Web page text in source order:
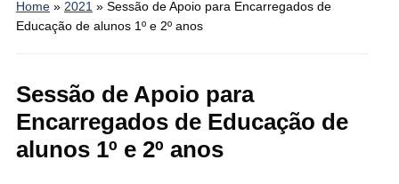
Home» 2021 » Sessão de Apoio para Encarregados de
Educação de alunos 1º e 2º anos
Sessão de Apoio para
Encarregados de Educação de
alunos 1º e 2º anos